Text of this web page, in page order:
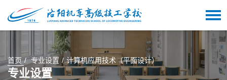
首页 专业设置 计算机应用技术（平面设计）
专业设置